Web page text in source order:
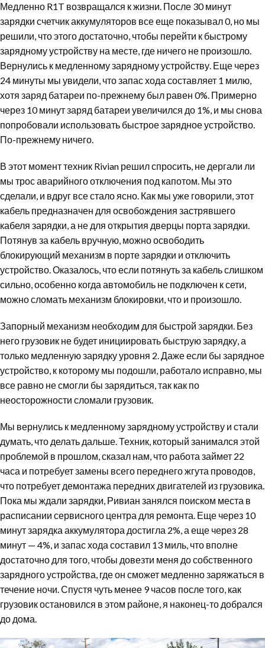
Медленно R1T возвращался к жизни. После 30 минут
зарядки счетчик аккумуляторов все еще показывал 0, но мы
решили, что этого достаточно, чтобы перейти к быстрому
зарядному устройству на месте, где ничего не произошло.
Вернулись к медленному зарядному устройству. Еще через
24 минуты мы увидели, что запас хода составляет 1 милю,
хотя заряд батареи по-прежнему был равен 0%. Примерно
через 10 минут заряд батареи увеличился до 1%, и мы снова
попробовали использовать быстрое зарядное устройство.
По-прежнему ничего.
В этот момент техник Rivian решил спросить, не дергали ли
мы трос аварийного отключения под капотом. Мы это
сделали, и вдруг все стало ясно. Как мы уже говорили, этот
кабель предназначен для освобождения застрявшего
кабеля зарядки, а не для открытия дверцы порта зарядки.
Потянув за кабель вручную, можно освободить
блокирующий механизм в порте зарядки и отключить
устройство. Оказалось, что если потянуть за кабель слишком
сильно, особенно когда автомобиль не подключен к сети,
можно сломать механизм блокировки, что и произошло.
Запорный механизм необходим для быстрой зарядки. Без
него грузовик не будет инициировать быструю зарядку, а
только медленную зарядку уровня 2. Даже если бы зарядное
устройство, к которому мы подошли, работало исправно, мы
все равно не смогли бы зарядиться, так как по
неосторожности сломали грузовик.
Мы вернулись к медленному зарядному устройству и стали
думать, что делать дальше. Техник, который занимался этой
проблемой в прошлом, сказал нам, что работа займет 22
часа и потребует замены всего переднего жгута проводов,
что потребует демонтажа передних двигателей из грузовика.
Пока мы ждали зарядки, Ривиан занялся поиском места в
расписании сервисного центра для ремонта. Еще через 10
минут зарядка аккумулятора достигла 2%, а еще через 28
минут — 4%, и запас хода составил 13 миль, что вполне
достаточно для того, чтобы довезти меня до собственного
зарядного устройства, где он сможет медленно заряжаться в
течение ночи. Спустя чуть менее 9 часов после того, как
грузовик остановился в этом районе, я наконец-то добрался
до дома.